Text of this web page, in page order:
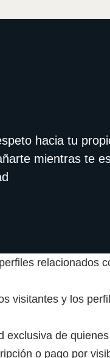
hacia tu
mientras te
relacionados
visitantes y los
exclusiva de
o pago por